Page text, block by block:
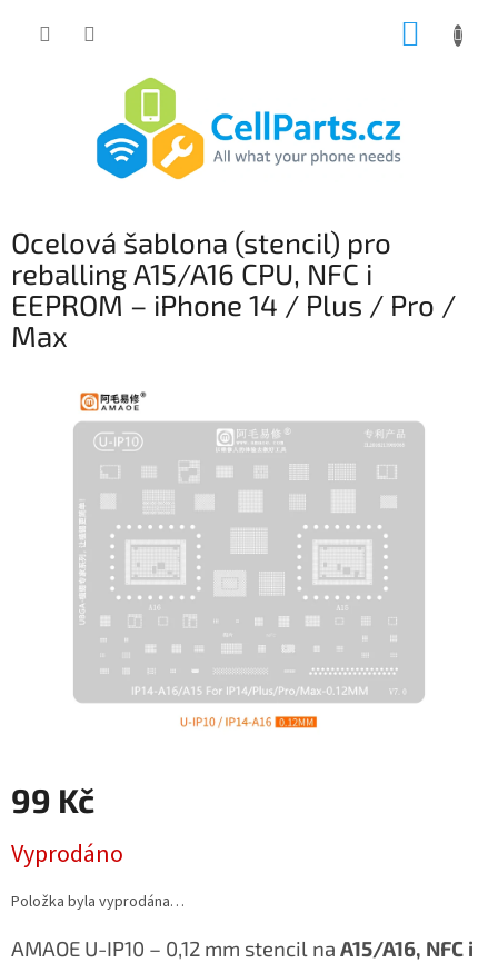
Ocelová šablona (stencil) pro
reballing A15/A16 CPU, NFC i
EEPROM – iPhone 14 / Plus / Pro /
Max
99 Kč
cena:
Vyprodáno
Položka byla vyprodána…
AMAOE U-IP10 – 0,12 mm stencil na A15/A16, NFC i